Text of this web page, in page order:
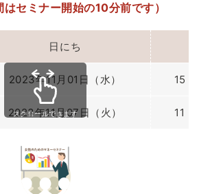
はセミナー開始の10分前です）
日にち
2023年11月01日（水） 15
2023年11月07日（火） 11
スクロールできます